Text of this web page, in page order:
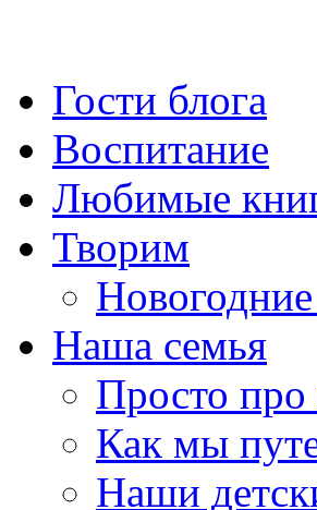
Гости блога
Воспитание
Любимые
Творим
Наша семья
Просто про
Как мы
Наши